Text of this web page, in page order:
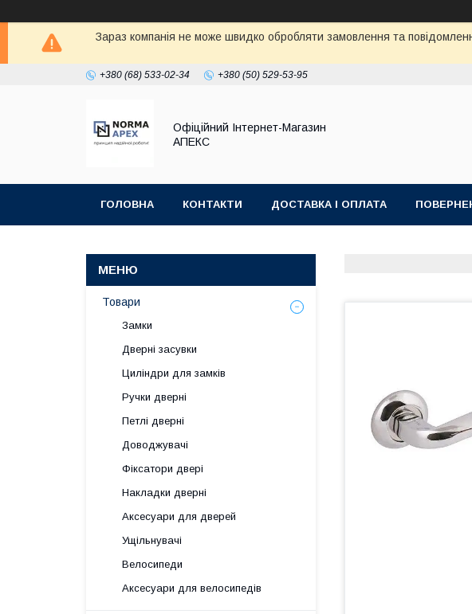
Зараз компанія не може швидко обробляти замовлення та
+380 (68) 533-02-34 +380 (50) 529-53-95
Офіційний Інтернет-Магазин
АПЕКС
ГОЛОВНА КОНТАКТИ ДОСТАВКА І ОПЛАТА
Товари
Замки
Дверні засувки
Циліндри для замків
Ручки дверні
Петлі дверні
Доводжувачі
Фіксатори двері
Накладки дверні
Аксесуари для дверей
Ущільнувачі
Велосипеди
Аксесуари для велосипедів